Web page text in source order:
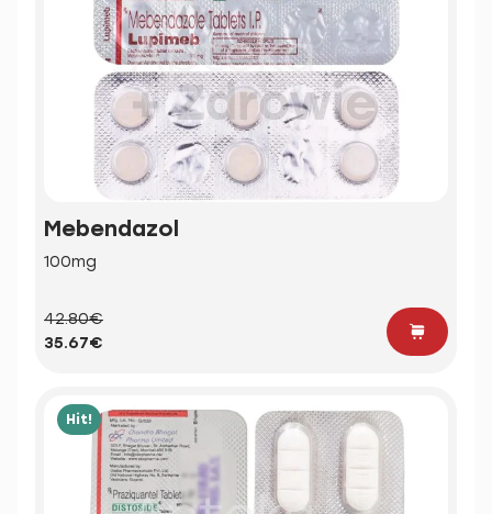
Mebendazol
100mg
42.80€
35.67€
Hit!